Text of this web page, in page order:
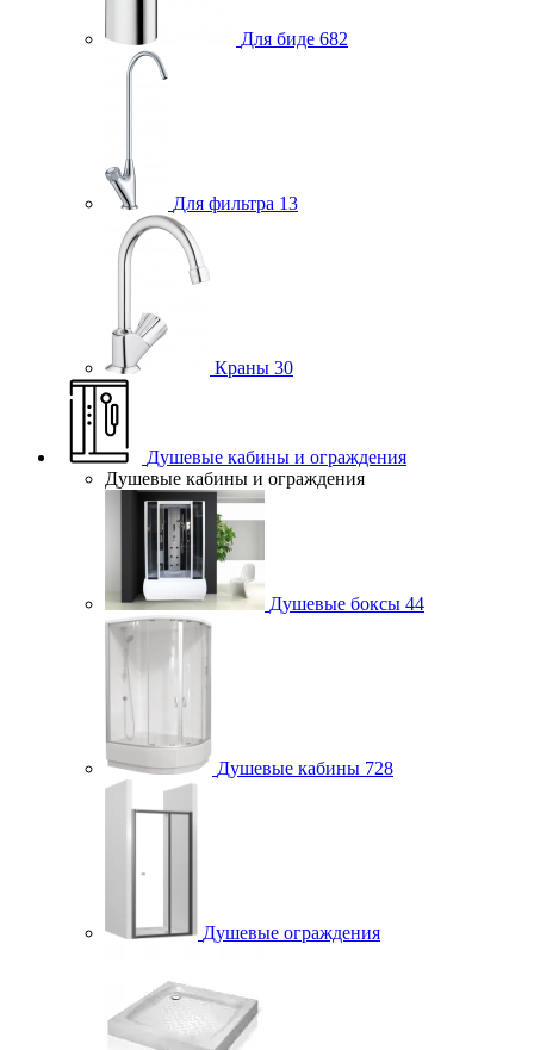
Для биде 682
Для фильтра 13
Краны 30
Душевые кабины и ограждения
Душевые кабины и ограждения
Душевые боксы 44
Душевые кабины 728
Душевые ограждения